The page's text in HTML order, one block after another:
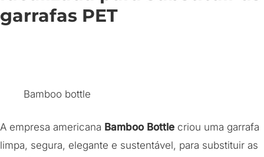
garrafas PET
Bamboo bottle
A empresa americana Bamboo Bottle criou uma garrafa
limpa, segura, elegante e sustentável, para substituir as